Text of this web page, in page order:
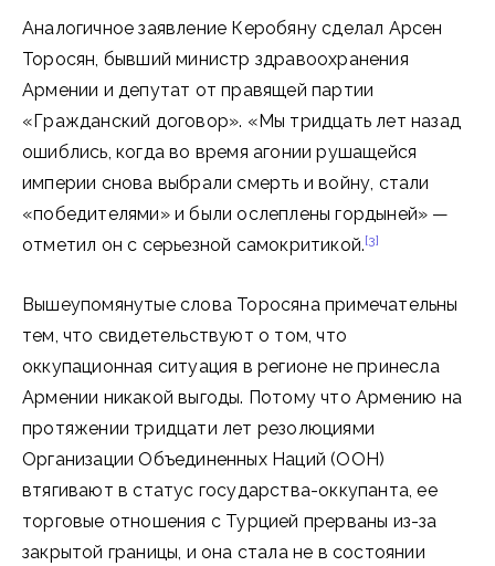
Аналогичное заявление Керобяну сделал Арсен
Торосян, бывший министр здравоохранения
Армении и депутат от правящей партии
«Гражданский договор». «Мы тридцать лет назад
ошиблись, когда во время агонии рушащейся
империи снова выбрали смерть и войну, стали
«победителями» и были ослеплены гордыней» —
отметил он с серьезной самокритикой.[3]
Вышеупомянутые слова Торосяна примечательны
тем, что свидетельствуют о том, что
оккупационная ситуация в регионе не принесла
Армении никакой выгоды. Потому что Армению на
протяжении тридцати лет резолюциями
Организации Объединенных Наций (ООН)
втягивают в статус государства-оккупанта, ее
торговые отношения с Турцией прерваны из-за
закрытой границы, и она стала не в состоянии